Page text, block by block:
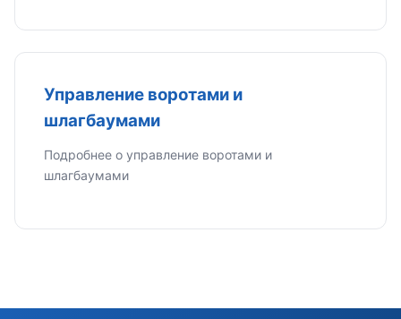
Управление воротами и
шлагбаумами
Подробнее о управление воротами и
шлагбаумами
Э